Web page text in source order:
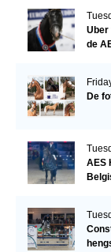
Uber
de
De
AES